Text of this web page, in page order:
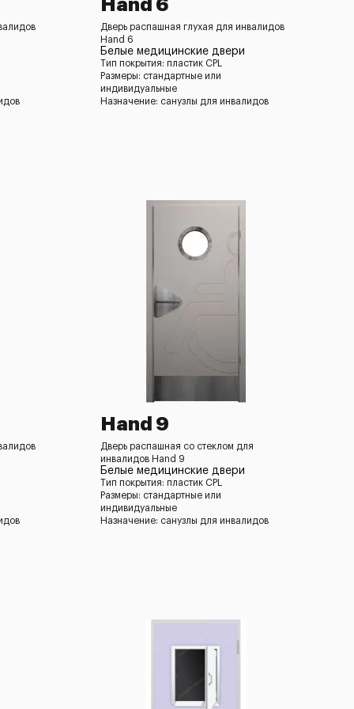
Hand 6
Дверь распашная глухая для инвалидов
Hand 6
Белые медицинские двери
Тип покрытия: пластик CPL
Размеры: стандартные или
индивидуальные
Назначение: санузлы для инвалидов
Hand 9
Дверь распашная со стеклом для
инвалидов Hand 9
Белые медицинские двери
Тип покрытия: пластик CPL
Размеры: стандартные или
индивидуальные
Назначение: санузлы для инвалидов